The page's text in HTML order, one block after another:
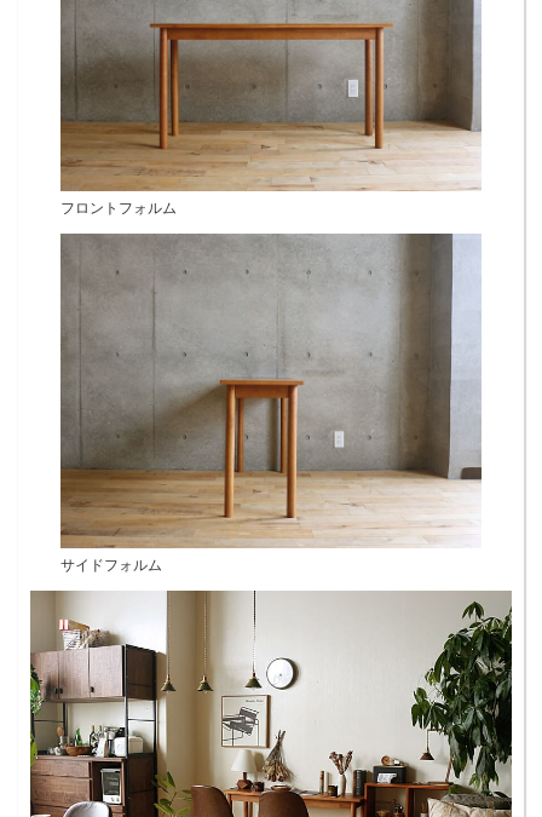
フロントフォルム
サイドフォルム